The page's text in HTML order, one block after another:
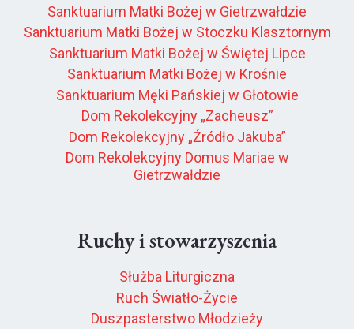
Sanktuarium Matki Bożej w Gietrzwałdzie
Sanktuarium Matki Bożej w Stoczku Klasztornym
Sanktuarium Matki Bożej w Świętej Lipce
Sanktuarium Matki Bożej w Krośnie
Sanktuarium Męki Pańskiej w Głotowie
Dom Rekolekcyjny „Zacheusz”
Dom Rekolekcyjny „Źródło Jakuba”
Dom Rekolekcyjny Domus Mariae w
Gietrzwałdzie
Ruchy i stowarzyszenia
Służba Liturgiczna
Ruch Światło-Życie
Duszpasterstwo Młodzieży